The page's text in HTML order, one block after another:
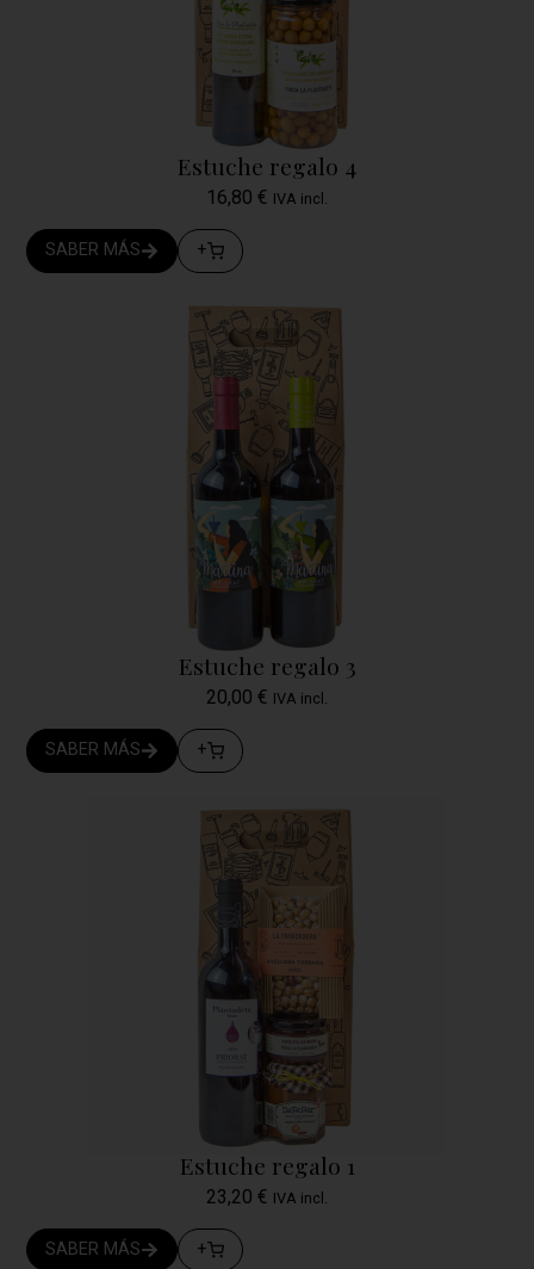
Estuche regalo 4
16,80 € IVA incl.
SABER MÁS +
Estuche regalo 3
20,00 € IVA incl.
SABER MÁS +
Estuche regalo 1
23,20 € IVA incl.
SABER MÁS +